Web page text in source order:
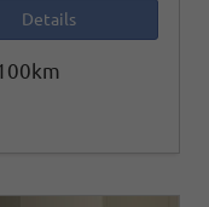
Details